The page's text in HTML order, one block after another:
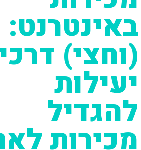
(וחצי)
יעילות
להגדיל
מכירות